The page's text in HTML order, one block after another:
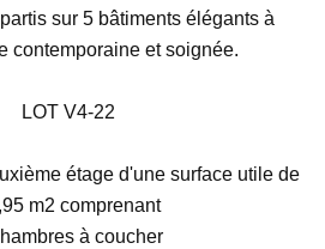
sur 5 bâtiments élégants à
contemporaine et soignée.
LOT V4-22
étage d'une surface utile de
m2 comprenant
à coucher